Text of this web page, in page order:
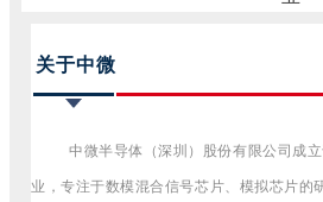
关于中微
中微半导体（深圳）股份有限公司成
业，专注于数模混合信号芯片、模拟芯片的